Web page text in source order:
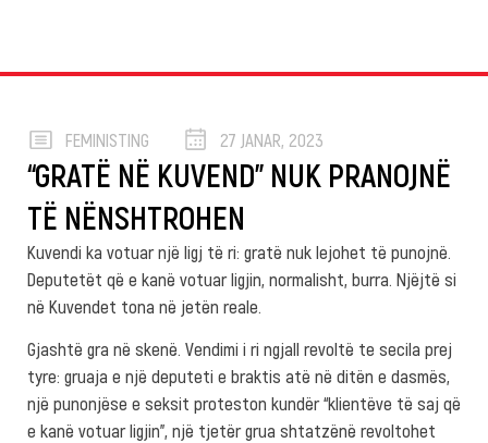
FEMINISTING 27 JANAR, 2023
“GRATË NË KUVEND” NUK PRANOJNË
TË NËNSHTROHEN
Kuvendi ka votuar një ligj të ri: gratë nuk lejohet të punojnë.
Deputetët që e kanë votuar ligjin, normalisht, burra. Njëjtë si
në Kuvendet tona në jetën reale.
Gjashtë gra në skenë. Vendimi i ri ngjall revoltë te secila prej
tyre: gruaja e një deputeti e braktis atë në ditën e dasmës,
një punonjëse e seksit proteston kundër “klientëve të saj që
e kanë votuar ligjin”, një tjetër grua shtatzënë revoltohet